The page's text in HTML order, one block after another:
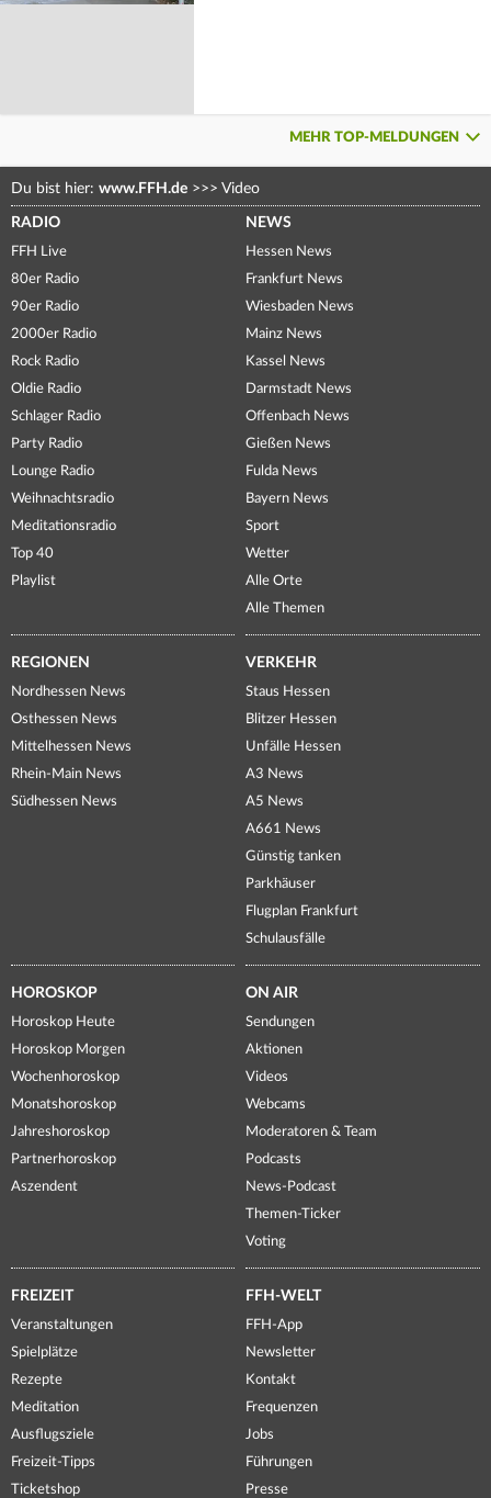
MEHR TOP-MELDUNGEN
Du bist hier: www.FFH.de >>> Video
RADIO
FFH Live
80er Radio
90er Radio
2000er Radio
Rock Radio
Oldie Radio
Schlager Radio
Party Radio
Lounge Radio
Weihnachtsradio
Meditationsradio
Top 40
Playlist
NEWS
Hessen News
Frankfurt News
Wiesbaden News
Mainz News
Kassel News
Darmstadt News
Offenbach News
Gießen News
Fulda News
Bayern News
Sport
Wetter
Alle Orte
Alle Themen
REGIONEN
Nordhessen News
Osthessen News
Mittelhessen News
Rhein-Main News
Südhessen News
VERKEHR
Staus Hessen
Blitzer Hessen
Unfälle Hessen
A3 News
A5 News
A661 News
Günstig tanken
Parkhäuser
Flugplan Frankfurt
Schulausfälle
HOROSKOP
Horoskop Heute
Horoskop Morgen
Wochenhoroskop
Monatshoroskop
Jahreshoroskop
Partnerhoroskop
Aszendent
ON AIR
Sendungen
Aktionen
Videos
Webcams
Moderatoren & Team
Podcasts
News-Podcast
Themen-Ticker
Voting
FREIZEIT
Veranstaltungen
Spielplätze
Rezepte
Meditation
Ausflugsziele
Freizeit-Tipps
Ticketshop
FFH-WELT
FFH-App
Newsletter
Kontakt
Frequenzen
Jobs
Führungen
Presse